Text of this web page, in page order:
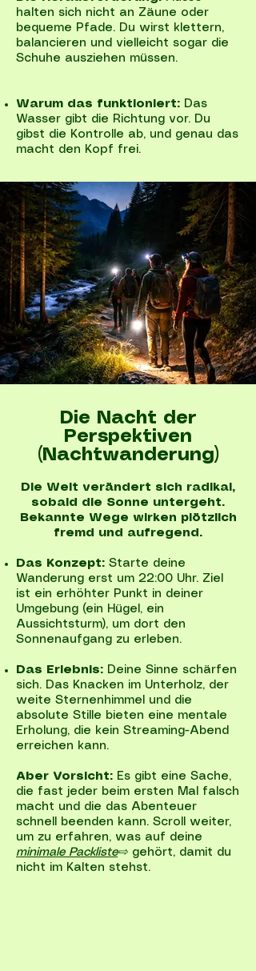
halten sich nicht an Zäune oder
bequeme Pfade. Du wirst klettern,
balancieren und vielleicht sogar die
Schuhe ausziehen müssen.
Warum das funktioniert: Das
Wasser gibt die Richtung vor. Du
gibst die Kontrolle ab, und genau das
macht den Kopf frei.
Die Nacht der
Perspektiven
(Nachtwanderung)
Die Welt verändert sich radikal,
sobald die Sonne untergeht.
Bekannte Wege wirken plötzlich
fremd und aufregend.
Das Konzept: Starte deine
Wanderung erst um 22:00 Uhr. Ziel
ist ein erhöhter Punkt in deiner
Umgebung (ein Hügel, ein
Aussichtsturm), um dort den
Sonnenaufgang zu erleben.
Das Erlebnis: Deine Sinne schärfen
sich. Das Knacken im Unterholz, der
weite Sternenhimmel und die
absolute Stille bieten eine mentale
Erholung, die kein Streaming-Abend
erreichen kann.
Aber Vorsicht: Es gibt eine Sache,
die fast jeder beim ersten Mal falsch
macht und die das Abenteuer
schnell beenden kann. Scroll weiter,
um zu erfahren, was auf deine
minimale Packliste⇨ gehört, damit du
nicht im Kalten stehst.